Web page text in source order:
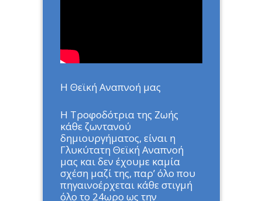
Η Θεϊκή Αναπνοή μας
Η Τροφοδότρια της Ζωής
κάθε ζωντανού
δημιουργήματος, είναι η
Γλυκύτατη Θεϊκή Αναπνοή
μας και δεν έχουμε καμία
σχέση μαζί της, παρ’ όλο που
πηγαινοέρχεται κάθε στιγμή
όλο το 24ωρο ως την